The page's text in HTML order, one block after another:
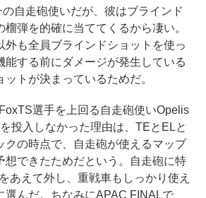
自走砲使いだが、彼はブラインド
榴弾を的確に当ててくるから凄い。
外も全員ブラインドショットを使っ
能する前にダメージが発生している
トが決まっているためだ。
選手を上回る自走砲使いOpelis
投入しなかった理由は、TEとELと
クの時点で、自走砲が使えるマップ
想できたためだという。自走砲に特
あえて外し、重戦車もしっかり使え
選んだ。ちなみにAPAC FINALで